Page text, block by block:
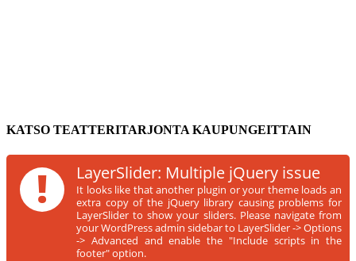
KATSO TEATTERITARJONTA KAUPUNGEITTAIN
! LayerSlider: Multiple jQuery issue
It looks like that another plugin or your theme loads an
extra copy of the jQuery library causing problems for
LayerSlider to show your sliders. Please navigate from
your WordPress admin sidebar to LayerSlider -> Options
-> Advanced and enable the "Include scripts in the
footer" option.